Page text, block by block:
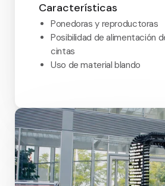
Características
Ponedoras y reproductoras
Posibilidad de alimentación
cintas
Uso de material blando